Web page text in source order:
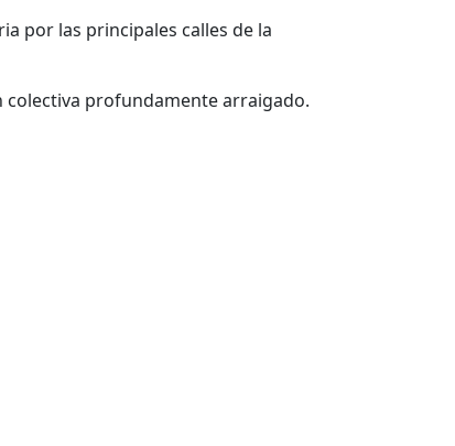
por las principales calles de la
colectiva profundamente arraigado.